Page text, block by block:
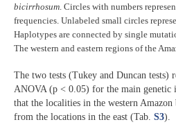
bicirrhosum . Circles with numbers
frequencies. Unlabeled small circles
Haplotypes are connected by single
The western and eastern regions of the
The two tests (Tukey and Duncan tests)
ANOVA (p < 0.05) for the main genetic
that the localities in the western
from the locations in the east (Tab. S3).